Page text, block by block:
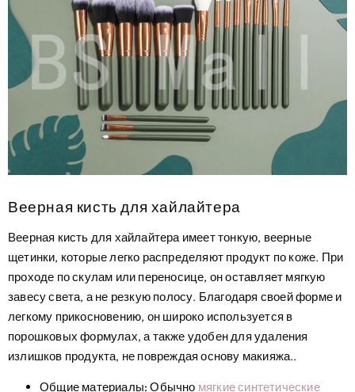
Веерная кисть для хайлайтера
Веерная кисть для хайлайтера имеет тонкую, веерные
щетинки, которые легко распределяют продукт по коже. При
проходе по скулам или переносице, он оставляет мягкую
завесу света, а не резкую полосу. Благодаря своей форме и
легкому прикосновению, он широко используется в
порошковых формулах, а также удобен для удаления
излишков продукта, не повреждая основу макияжа..
Общие материалы: Обычно мягкие синтетические